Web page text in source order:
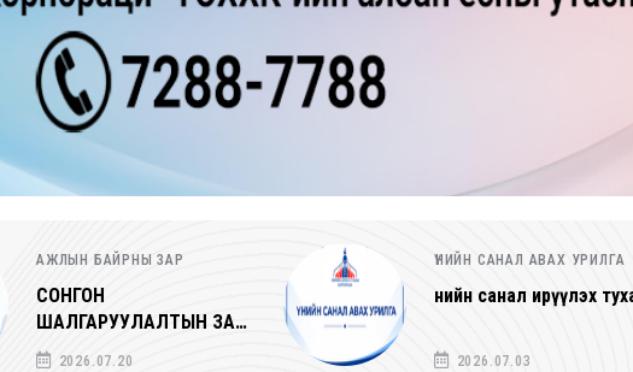
ҮНИЙН САНАЛ АВАХ УРИЛГА
Үнийн санал ирүүлэх тухай
2026.07.03
ҮНИЙН САНАЛ АВАХ УРИЛГА
Үнийн санал авах тухай
2026.07.02